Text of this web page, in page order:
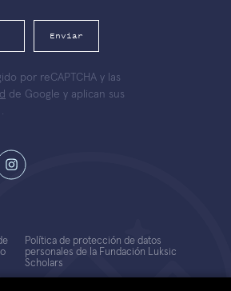
Enviar
por reCAPTCHA y las
de Google y aplican sus
.
Política de protección de datos
personales de la Fundación Luksic
Scholars